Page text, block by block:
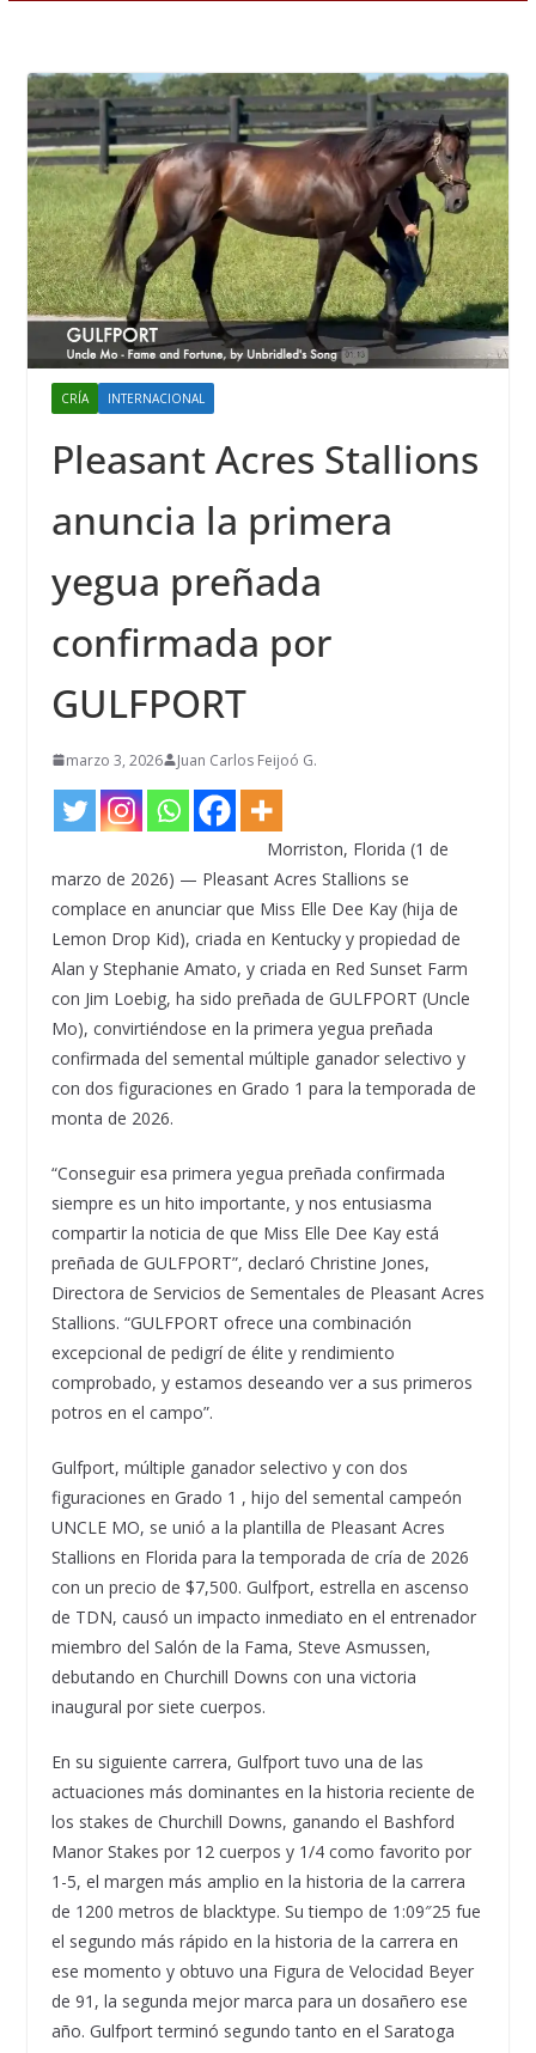
CRÍA INTERNACIONAL
Pleasant Acres Stallions
anuncia la primera
yegua preñada
confirmada por
GULFPORT
marzo 3, 2026 Juan Carlos Feijoó G.
Morriston, Florida (1 de
marzo de 2026) — Pleasant Acres Stallions se
complace en anunciar que Miss Elle Dee Kay (hija de
Lemon Drop Kid), criada en Kentucky y propiedad de
Alan y Stephanie Amato, y criada en Red Sunset Farm
con Jim Loebig, ha sido preñada de GULFPORT (Uncle
Mo), convirtiéndose en la primera yegua preñada
confirmada del semental múltiple ganador selectivo y
con dos figuraciones en Grado 1 para la temporada de
monta de 2026.
“Conseguir esa primera yegua preñada confirmada
siempre es un hito importante, y nos entusiasma
compartir la noticia de que Miss Elle Dee Kay está
preñada de GULFPORT”, declaró Christine Jones,
Directora de Servicios de Sementales de Pleasant Acres
Stallions. “GULFPORT ofrece una combinación
excepcional de pedigrí de élite y rendimiento
comprobado, y estamos deseando ver a sus primeros
potros en el campo”.
Gulfport, múltiple ganador selectivo y con dos
figuraciones en Grado 1 , hijo del semental campeón
UNCLE MO, se unió a la plantilla de Pleasant Acres
Stallions en Florida para la temporada de cría de 2026
con un precio de $7,500. Gulfport, estrella en ascenso
de TDN, causó un impacto inmediato en el entrenador
miembro del Salón de la Fama, Steve Asmussen,
debutando en Churchill Downs con una victoria
inaugural por siete cuerpos.
En su siguiente carrera, Gulfport tuvo una de las
actuaciones más dominantes en la historia reciente de
los stakes de Churchill Downs, ganando el Bashford
Manor Stakes por 12 cuerpos y 1/4 como favorito por
1-5, el margen más amplio en la historia de la carrera
de 1200 metros de blacktype. Su tiempo de 1:09″25 fue
el segundo más rápido en la historia de la carrera en
ese momento y obtuvo una Figura de Velocidad Beyer
de 91, la segunda mejor marca para un dosañero ese
año. Gulfport terminó segundo tanto en el Saratoga